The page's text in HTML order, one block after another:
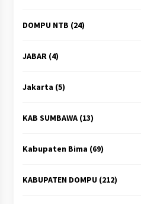
DOMPU NTB (24)
JABAR(4)
Jakarta (5)
KAB SUMBAWA(13)
Kabupaten Bima (69)
KABUPATEN DOMPU(212)